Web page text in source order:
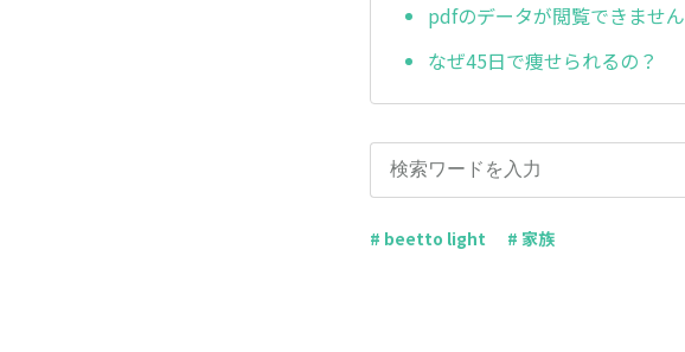
pdfのデータが閲覧できません
なぜ45日で痩せられるの？
# beetto light # 家族